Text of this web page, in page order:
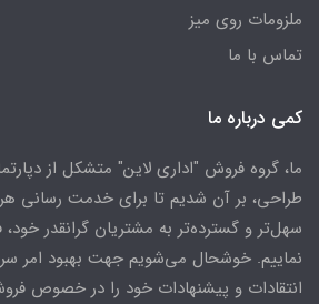
ملزومات روی میز
تماس با ما
کمی درباره ما
ما، گروه فروش "اداری لاین" متشکل از
طراحی، بر آن شدیم تا برای خدمت رسانی
سهل‌تر و گسترده‌تر به مشتریان گرانقدر خود،
نماییم. خوشحال می‌شویم جهت بهبود امر
انتقادات و پیشنهادات خود را در خصوص